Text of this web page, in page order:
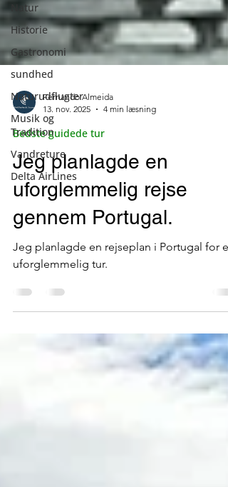
Natur
Historie
Gastronomi
sundhed
Naturudflugter
Musik og
Tradition
Vandreture
Delta AirLines
Fernando Almeida
13. nov. 2025
4 min læsning
Bedste guidede tur
Jeg planlagde en
uforglemmelig rejse
Jeg planlagde en rejseplan i Portugal for en